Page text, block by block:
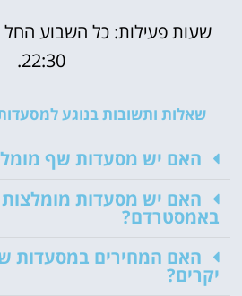
22:30.
שאלות ותשובות בנוגע
האם יש מסעדות שף
האם יש מסעדות מומלצות
באמסטרדם?
האם המחירים במסעדות
יקרים?